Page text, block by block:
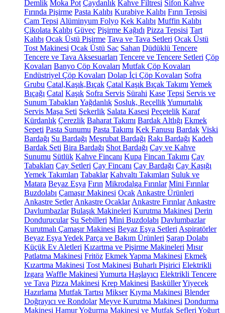
Demlik Moka Pot Çaydanlık Kahve Filtresi Sifon Kahve
Fırında Pişirme Pasta Kalıbı Kurabiye Kalıbı Fırın Tepsisi
Cam Tepsi Alüminyum Folyo Kek Kalıbı Muffin Kalıbı
Çikolata Kalıbı Güveç Pişirme Kağıdı Pizza Tepsisi Tart
Kalıbı Ocak Üstü Pişirme Tava ve Tava Setleri Ocak Üstü
Tost Makinesi Ocak Üstü Sac Sahan Düdüklü Tencere
Tencere ve Tava Aksesuarları Tencere ve Tencere Setleri Çöp
Kovaları Banyo Çöp Kovaları Mutfak Çöp Kovaları
Endüstriyel Çöp Kovaları Dolap İçi Çöp Kovaları Sofra
Grubu Çatal,Kaşık,Bıçak Çatal Kaşık Bıçak Takımı Yemek
Bıçağı Çatal Kaşık Sofra Servis Sürahi Kase Tepsi Servis ve
Sunum Tabakları Yağdanlık Sosluk, ReçellikYumurtalık
Servis Maşa Seti Şekerlik Salata Kasesi Peçetelik Karaf
Kürdanlık Çerezlik Baharat Takımı Bardak Altlığı Ekmek
Sepeti Pasta Sunumu Pasta Takımı Kek Fanusu Bardak Viski
Bardağı Su Bardağı Meşrubat Bardağı Rakı Bardağı Kadeh
Bardak Seti Bira Bardağı Shot Bardağı Çay ve Kahve
Sunumu Sütlük Kahve Fincanı Kupa Fincan Takımı Çay
Tabakları Çay Setleri Çay Fincanı Çay Bardağı Çay Kaşığı
Yemek Takımları Tabaklar Kahvaltı Takımları Suluk ve
Matara Beyaz Eşya Fırın Mikrodalga Fırınlar Mini Fırınlar
Buzdolabı Çamaşır Makinesi Ocak Ankastre Ürünleri
Ankastre Setler Ankastre Ocaklar Ankastre Fırınlar Ankastre
Davlumbazlar Bulaşık Makineleri Kurutma Makinesi Derin
Dondurucular Su Sebilleri Mini Buzdolabı Davlumbazlar
Kurutmalı Çamaşır Makinesi Beyaz Eşya Setleri Aspiratörler
Beyaz Eşya Yedek Parça ve Bakım Ürünleri Şarap Dolabı
Küçük Ev Aletleri Kızartma ve Pişirme Makineleri Mısır
Patlatma Makinesi Fritöz Ekmek Yapma Makinesi Ekmek
Kızartma Makinesi Tost Makinesi Buharlı Pişirici Elektrikli
Izgara Waffle Makinesi Yumurta Haşlayıcı Elektrikli Tencere
ve Tava Pizza Makinesi Krep Makinesi BasküllerYiyecek
Hazırlama Mutfak Tartısı Mikser Kıyma Makinesi Blender
Doğrayıcı ve Rondolar Meyve Kurutma Makinesi Dondurma
Makinesi Hamur Yoğurma Makinesi ve Mutfak Şefleri Yoğurt